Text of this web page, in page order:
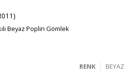
Beyaz Poplin Gömlek
BEYAZ
RENK